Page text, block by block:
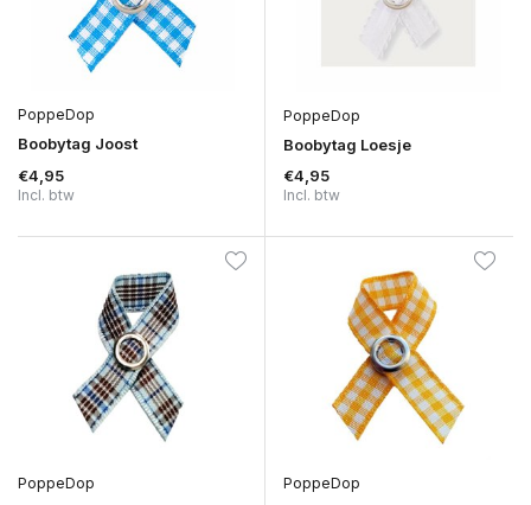
PoppeDop
Boobytag Joost
€4,95
Incl. btw
PoppeDop
Boobytag Loesje
€4,95
Incl. btw
PoppeDop PoppeDop